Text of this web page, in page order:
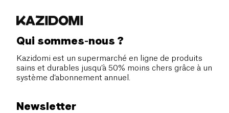
Qui sommes-nous ?
Kazidomi est un supermarché en ligne de produits
sains et durables jusqu’à 50% moins chers grâce à un
système d’abonnement annuel.
Newsletter